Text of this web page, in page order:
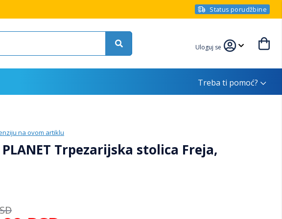
Status porudžbine
Uloguj se
Treba ti pomoć?
na ovom artiklu
PLANET Trpezarijska stolica Freja,